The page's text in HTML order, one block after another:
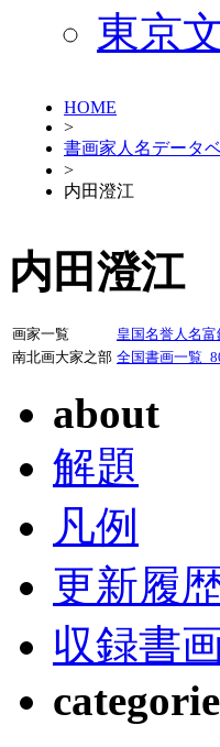
東京
HOME
>
書画家人名データ
>
内田澄江
内田澄江
画家一覧 皇国名誉人名富
南北画大家之部 全国書画一覧
about
解題
凡例
更新履
収録書